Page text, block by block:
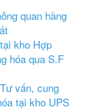
quan hàng
kho Hợp
hóa qua S.F
vấn, cung
tại kho UPS